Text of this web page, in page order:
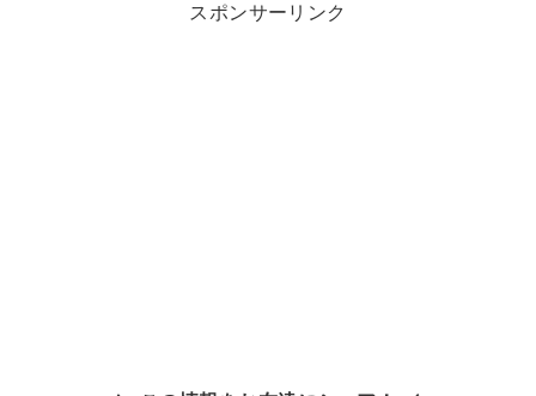
スポンサーリンク